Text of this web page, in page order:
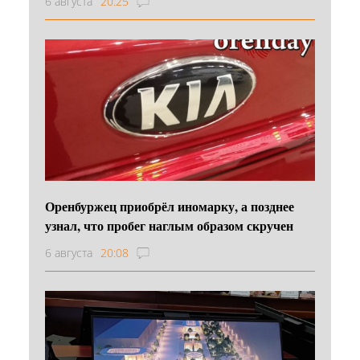
Оренбуржец приобрёл иномарку, а позднее
узнал, что пробег наглым образом скручен
6 августа 20:08